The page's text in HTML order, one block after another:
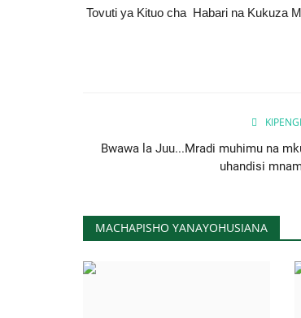
Tovuti ya Kituo cha Habari na Kukuza
Bwawa la Juu...Mradi muhimu na
uhandisi
MACHAPISHO YANAYOHUSIANA